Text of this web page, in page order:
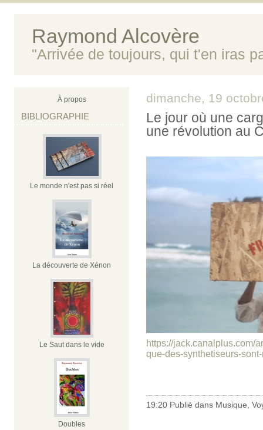
Raymond Alcovère
"Arrivée de toujours, qui t'en iras
À propos
BIBLIOGRAPHIE
Le monde n'est pas si réel
La découverte de Xénon
Le Saut dans le vide
Doubles
dimanche, 19
Le jour où une
une révolution au
https://jack.canalplus.com/
que-des-synthetiseurs-
19:20 Publié dans Musique